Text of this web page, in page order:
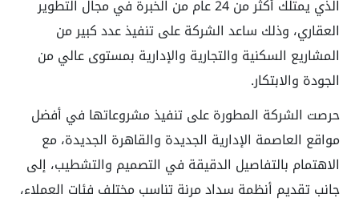
الذي يمتلك أكثر من 24 عام من الخبرة في مجال التطوير
العقاري، وذلك ساعد الشركة على تنفيذ عدد كبير من
المشاريع السكنية والتجارية والإدارية بمستوى عالي من
الجودة والابتكار.
حرصت الشركة المطورة على تنفيذ مشروعاتها في أفضل
مواقع العاصمة الإدارية الجديدة والقاهرة الجديدة، مع
الاهتمام بالتفاصيل الدقيقة في التصميم والتشطيب، إلى
جانب تقديم أنظمة سداد مرنة تناسب مختلف فئات العملاء،